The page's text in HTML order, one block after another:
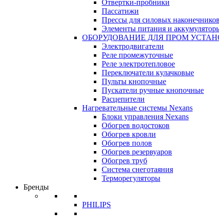
Отвертки-пробники
Пассатижи
Прессы для силовых наконечников
Элементы питания и
ОБОРУДОВАНИЕ ДЛЯ ПРОМ
Электродвигатели
Реле промежуточные
Реле электротепловое
Переключатели кулачковые
Пульты кнопочные
Пускатели ручные кнопочные
Расцепители
Нагревательные системы Nexans
Блоки управления Nexans
Обогрев водостоков
Обогрев кровли
Обогрев полов
Обогрев резервуаров
Обогрев труб
Система снеготаяния
Терморегуляторы
Бренды
PHILIPS